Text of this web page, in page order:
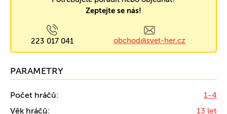
Zeptejte se nás!
223 017 041 obchod@svet-her.cz
PARAMETRY
Počet hráčů:
1-4
Věk hráčů:
13 let